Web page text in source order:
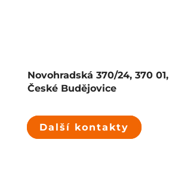
Novohradská 370/24, 370 01,
České Budějovice
Další kontakty